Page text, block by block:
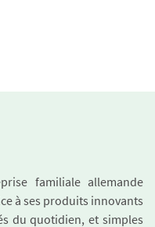
familiale allemande
à ses produits innovants
du quotidien, et simples